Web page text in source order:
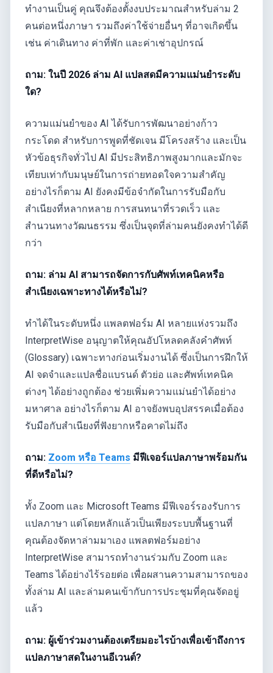
ทำงานเป็นคู่ คุณจึงต้องตั้งงบประมาณสำหรับล่าม 2
คนต่อหนึ่งภาษา รวมถึงค่าใช้จ่ายอื่นๆ ที่อาจเกิดขึ้น
เช่น ค่าเดินทาง ค่าที่พัก และค่าเช่าอุปกรณ์
ถาม: ในปี 2026 ล่าม AI แปลสดมีความแม่นยำระดับ
ใด?
ความแม่นยำของ AI ได้รับการพัฒนาอย่างก้าว
กระโดด สำหรับการพูดที่ชัดเจน มีโครงสร้าง และเป็น
หัวข้อธุรกิจทั่วไป AI มีประสิทธิภาพสูงมากและมักจะ
เทียบเท่ากับมนุษย์ในการถ่ายทอดใจความสำคัญ
อย่างไรก็ตาม AI ยังคงมีข้อจำกัดในการรับมือกับ
สำเนียงที่หลากหลาย การสนทนาที่รวดเร็ว และ
สำนวนทางวัฒนธรรม ซึ่งเป็นจุดที่ล่ามคนยังคงทำได้ดี
กว่า
ถาม: ล่าม AI สามารถจัดการกับศัพท์เทคนิคหรือ
สำเนียงเฉพาะทางได้หรือไม่?
ทำได้ในระดับหนึ่ง แพลตฟอร์ม AI หลายแห่งรวมถึง
InterpretWise อนุญาตให้คุณอัปโหลดคลังคำศัพท์
(Glossary) เฉพาะทางก่อนเริ่มงานได้ ซึ่งเป็นการฝึกให้
AI จดจำและแปลชื่อแบรนด์ ตัวย่อ และศัพท์เทคนิค
ต่างๆ ได้อย่างถูกต้อง ช่วยเพิ่มความแม่นยำได้อย่าง
มหาศาล อย่างไรก็ตาม AI อาจยังพบอุปสรรคเมื่อต้อง
รับมือกับสำเนียงที่ฟังยากหรือคาดไม่ถึง
ถาม: Zoom หรือ Teams มีฟีเจอร์แปลภาษาพร้อมกัน
ที่ดีหรือไม่?
ทั้ง Zoom และ Microsoft Teams มีฟีเจอร์รองรับการ
แปลภาษา แต่โดยหลักแล้วเป็นเพียงระบบพื้นฐานที่
คุณต้องจัดหาล่ามมาเอง แพลตฟอร์มอย่าง
InterpretWise สามารถทำงานร่วมกับ Zoom และ
Teams ได้อย่างไร้รอยต่อ เพื่อผสานความสามารถของ
ทั้งล่าม AI และล่ามคนเข้ากับการประชุมที่คุณจัดอยู่
แล้ว
ถาม: ผู้เข้าร่วมงานต้องเตรียมอะไรบ้างเพื่อเข้าถึงการ
แปลภาษาสดในงานอีเวนต์?